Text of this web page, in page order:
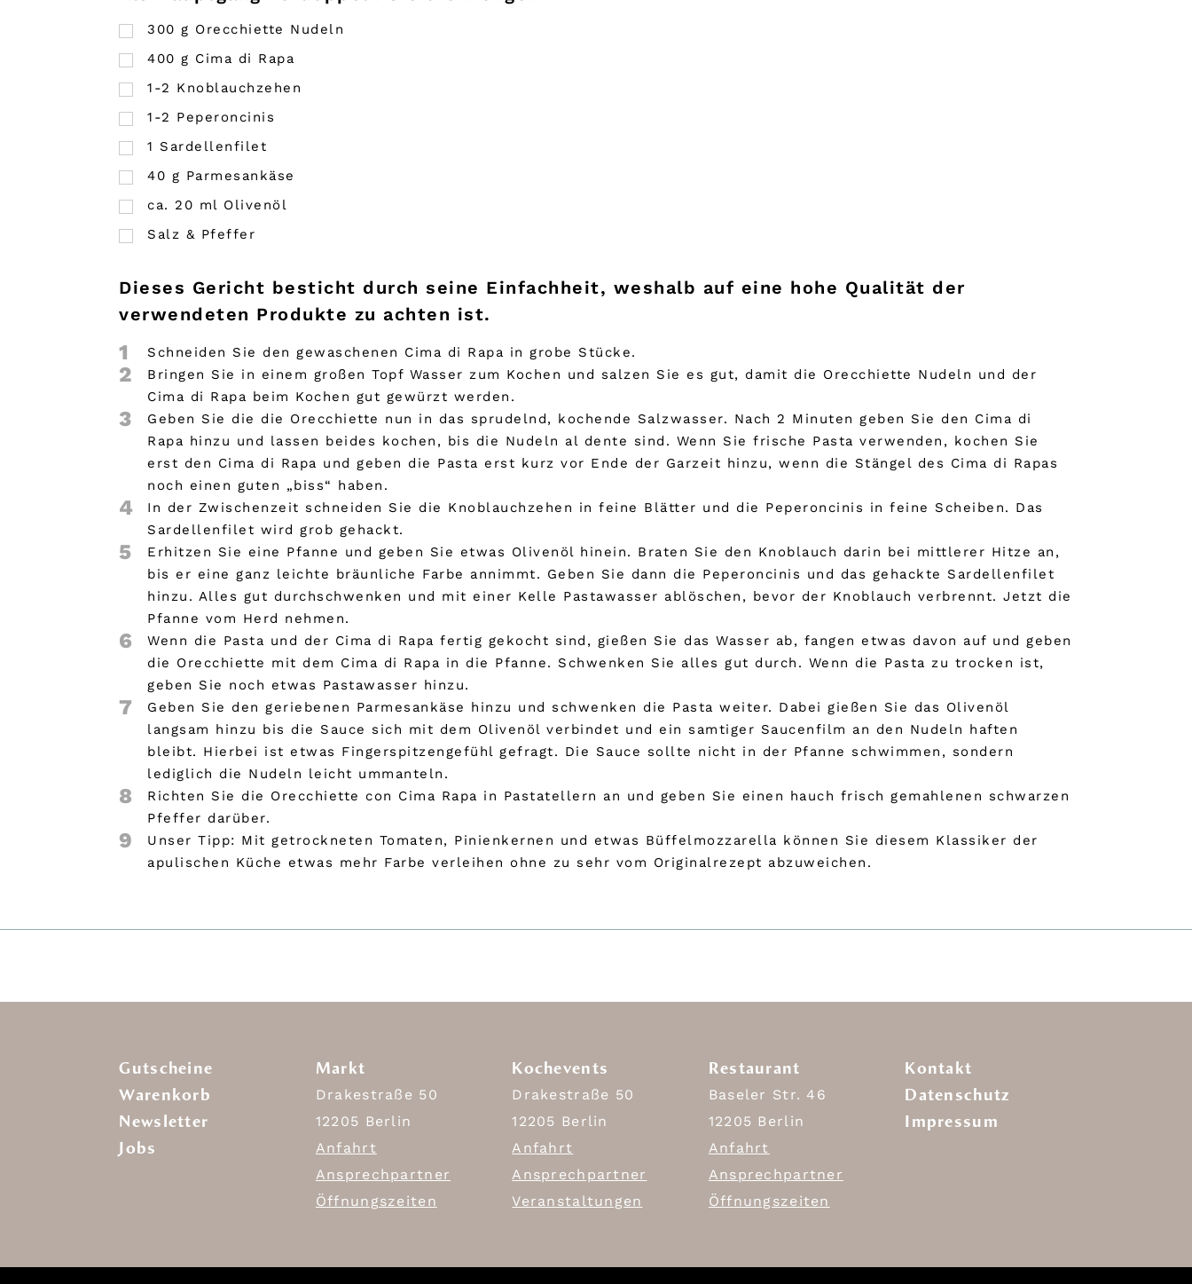
300 g Orecchiette Nudeln
400 g Cima di Rapa
1-2 Knoblauchzehen
1-2 Peperoncinis
1 Sardellenfilet
40 g Parmesankäse
ca. 20 ml Olivenöl
Salz & Pfeffer
Dieses Gericht besticht durch seine Einfachheit, weshalb auf eine hohe Qualität der
verwendeten Produkte zu achten ist.
1 Schneiden Sie den gewaschenen Cima di Rapa in grobe Stücke.
2
Bringen Sie in einem großen Topf Wasser zum Kochen und salzen Sie es gut, damit die Orecchiette Nudeln und der
Cima di Rapa beim Kochen gut gewürzt werden.
3
Geben Sie die die Orecchiette nun in das sprudelnd, kochende Salzwasser. Nach 2 Minuten geben Sie den Cima di
Rapa hinzu und lassen beides kochen, bis die Nudeln al dente sind. Wenn Sie frische Pasta verwenden, kochen Sie
erst den Cima di Rapa und geben die Pasta erst kurz vor Ende der Garzeit hinzu, wenn die Stängel des Cima di Rapas
noch einen guten „biss“ haben.
4
In der Zwischenzeit schneiden Sie die Knoblauchzehen in feine Blätter und die Peperoncinis in feine Scheiben. Das
Sardellenfilet wird grob gehackt.
5
Erhitzen Sie eine Pfanne und geben Sie etwas Olivenöl hinein. Braten Sie den Knoblauch darin bei mittlerer Hitze an,
bis er eine ganz leichte bräunliche Farbe annimmt. Geben Sie dann die Peperoncinis und das gehackte Sardellenfilet
hinzu. Alles gut durchschwenken und mit einer Kelle Pastawasser ablöschen, bevor der Knoblauch verbrennt. Jetzt die
Pfanne vom Herd nehmen.
6
Wenn die Pasta und der Cima di Rapa fertig gekocht sind, gießen Sie das Wasser ab, fangen etwas davon auf und geben
die Orecchiette mit dem Cima di Rapa in die Pfanne. Schwenken Sie alles gut durch. Wenn die Pasta zu trocken ist,
geben Sie noch etwas Pastawasser hinzu.
7
Geben Sie den geriebenen Parmesankäse hinzu und schwenken die Pasta weiter. Dabei gießen Sie das Olivenöl
langsam hinzu bis die Sauce sich mit dem Olivenöl verbindet und ein samtiger Saucenfilm an den Nudeln haften
bleibt. Hierbei ist etwas Fingerspitzengefühl gefragt. Die Sauce sollte nicht in der Pfanne schwimmen, sondern
lediglich die Nudeln leicht ummanteln.
8
Richten Sie die Orecchiette con Cima Rapa in Pastatellern an und geben Sie einen hauch frisch gemahlenen schwarzen
Pfeffer darüber.
9
Unser Tipp: Mit getrockneten Tomaten, Pinienkernen und etwas Büffelmozzarella können Sie diesem Klassiker der
apulischen Küche etwas mehr Farbe verleihen ohne zu sehr vom Originalrezept abzuweichen.
Gutscheine
Warenkorb
Newsletter
Jobs
Markt
Drakestraße 50
12205 Berlin
Anfahrt
Ansprechpartner
Öffnungszeiten
Kochevents
Drakestraße 50
12205 Berlin
Anfahrt
Ansprechpartner
Veranstaltungen
Restaurant
Baseler Str. 46
12205 Berlin
Anfahrt
Ansprechpartner
Öffnungszeiten
Kontakt
Datenschutz
Impressum